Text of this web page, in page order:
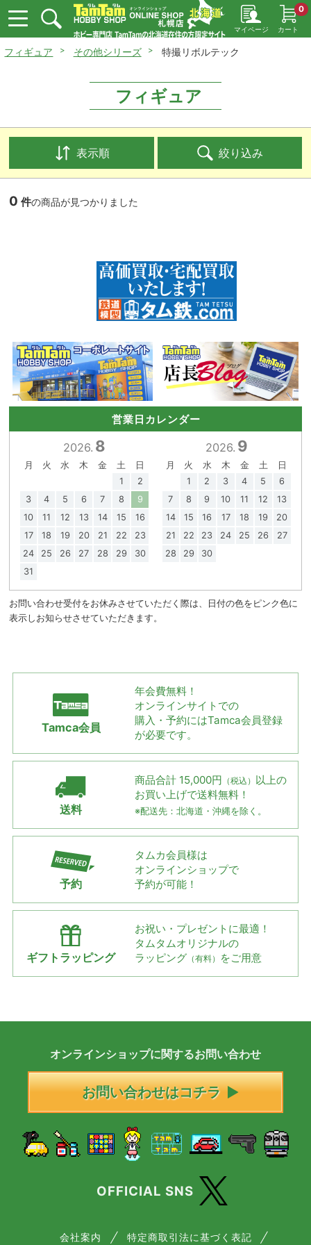
マイページ カート
0
フィギュア その他シリーズ 特撮リボルテック
フィギュア
表示順 絞り込み
0 件の商品が見つかりました
営業日カレンダー
2026. 8
月 火 水 木 金 土
日
1
2
3
4 5 6 7 8
9
10
11 12 13 14 15
16
17
18 19 20 21 22
23
24
25 26 27 28 29
30
31
2026. 9
月 火 水 木 金 土
日
1
2 3 4 5
6
7
8 9 10 11 12
13
14
15 16 17 18 19
20
21
22 23 24 25 26
27
28
29 30
お問い合わせ受付をお休みさせていただく際は、日付の色をピンク色に
表示しお知らせさせていただきます。
Tamca会員
年会費無料！
オンラインサイトでの
購入・予約にはTamca会員登録
が必要です。
送料
商品合計 15,000円 （税込） 以上の
お買い上げで送料無料！
※配送先：北海道・沖縄を除く。
予約
タムカ会員様は
オンラインショップで
予約が可能！
ギフトラッピング
お祝い・プレゼントに最適！
タムタムオリジナルの
ラッピング （有料） をご用意
オンラインショップに関するお問い合わせ
お問い合わせはコチラ
OFFICIAL SNS
会社案内 特定商取引法に基づく表記